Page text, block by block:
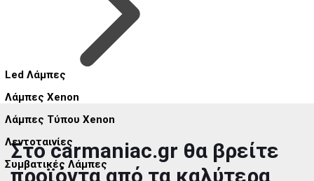
Led Λάμπες
Λάμπες Xenon
Λάμπες Τύπου Xenon
Λεντοταινίες
Συμβατικές Λάμπες
Στο carmaniac.gr θα βρείτε
προϊόντα από τα καλύτερα